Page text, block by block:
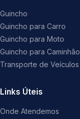
Guincho
Guincho para Carro
Guincho para Moto
Guincho para Caminhão
Transporte de Veículos
Links Úteis
Onde Atendemos